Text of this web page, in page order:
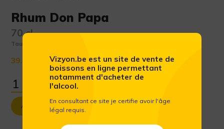
Rhum Don Papa
70 cl
Taux d'alcool :
39.46 € (Prix public conseillé htva)
Ajouter au panier
Vizyon.be est un site de vente de
boissons en ligne permettant
notamment d'acheter de
l'alcool.
En consultant ce site je certifie avoir l'âge
légal requis.